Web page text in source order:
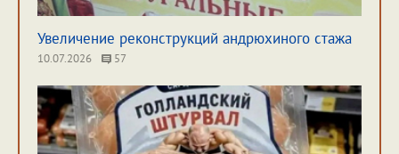
Увеличение реконструкций андрюхиного стажа
10.07.2026 57